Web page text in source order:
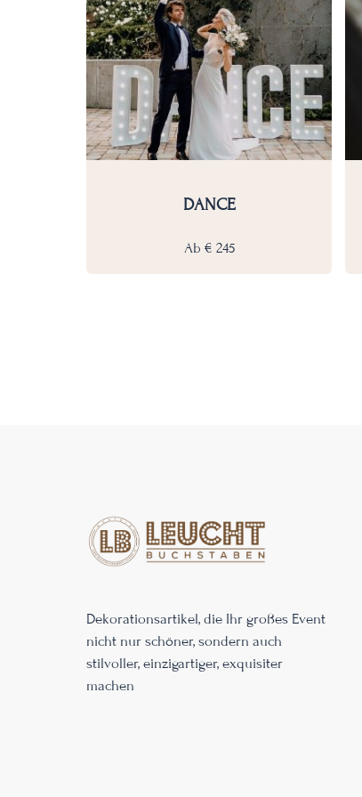
DANCE
Ab € 245
Dekorationsartikel, die Ihr großes Event
nicht nur schöner, sondern auch
stilvoller, einzigartiger, exquisiter
machen